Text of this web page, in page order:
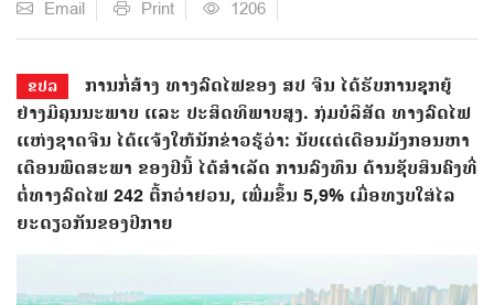
Email
Print 1206
ຂປລ
ກາ​ນ​ກໍ່​ສ້າງ​ ທາງ​ລົດ​ໄຟ​ຂອງ ສປ ​ຈີນ ​ໄດ້​ຮັບ​ການ​ຊຸກ​ຍູ້ ​
ຢ່າງ​ມີ​ຄຸນ​ນະ​ພາບ ​ແລະ​ ປະ​ສິດ​ທິ​ພາບ​ສູງ. ກຸ່ມ​ບໍ​ລິ​ສັດ ທາງ​ລົດ​ໄຟ ​
ແຫ່ງ​ຊາດ​ຈີນ​ ໄດ້​ແຈ້ງ​ໃຫ້​ນັກ​ຂ່າວ​ຮູ້​ວ່າ: ​ນັບແຕ່​ເດືອນ​ມັງ​ກອນ​ຫາ​
ເດືອນ​ພຶດ​ສະ​ພາ ​ຂອງ​ປີ​ນີ້ ​ໄດ້​ສຳ​ເລັດ ​ການ​ລົງ​ທຶນ ​ດ້ານ​ຊັບ​ສິ​ນ​ຄົງ​​ທີ່​
ຕໍ່​ທາງ​ລົດ​ໄຟ 242 ຕື້ກວ່າຢວນ, ເພີ່ມ​ຂຶ້ນ 5,9% ເມື່ອທຽບ​ໃສ່​ໄລ​
ຍະ​ດຽວ​ກັນ​ຂອງ​ປີ​ກາຍ